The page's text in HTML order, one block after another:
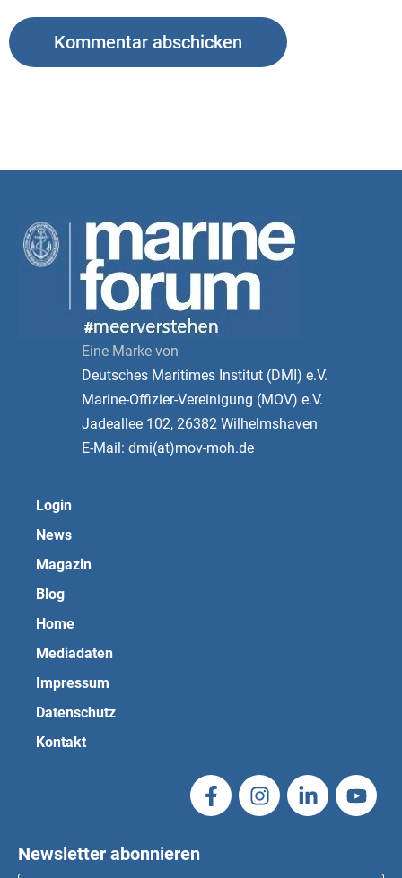
Eine Marke von
Deutsches Maritimes Institut (DMI) e.V.
Marine-Offizier-Vereinigung (MOV) e.V.
Jadeallee 102, 26382 Wilhelmshaven
E-Mail: dmi(at)mov-moh.de
Login
News
Magazin
Blog
Home
Mediadaten
Impressum
Datenschutz
Kontakt
Newsletter abonnieren